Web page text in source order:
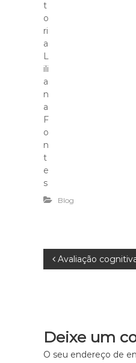
t
o
ri
a
L
ili
a
n
a
F
o
n
t
e
s
Blog
N
e
Avaliação
Deixe um
O seu endereço de